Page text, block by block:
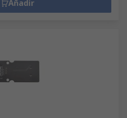
Añadir